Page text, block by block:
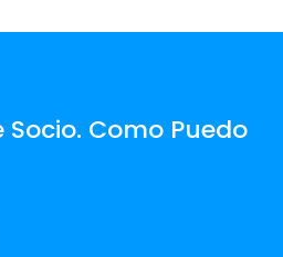
Como Puedo